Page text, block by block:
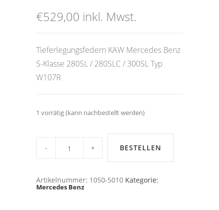
€529,00 inkl. Mwst.
Tieferlegungsfedern KAW Mercedes Benz
S-Klasse 280SL / 280SLC / 300SL Typ
W107R
1 vorrätig (kann nachbestellt werden)
/
300SL
BESTELLEN
Artikelnummer: 1050-5010 Kategorie:
Mercedes Benz